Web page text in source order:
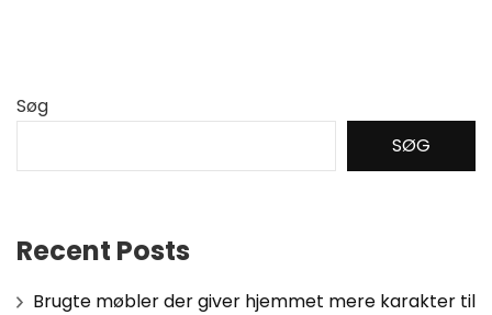
Søg
SØG
Recent Posts
Brugte møbler der giver hjemmet mere karakter til